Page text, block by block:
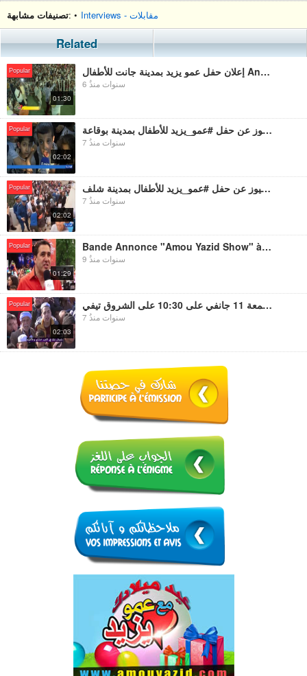
تصنيفات مشابهة: • Interviews - مقابلات
Related
Popular
01:30
إعلان حفل عمو يزيد بمدينة جانت للأطفال Annonce Amou YAzid Show à Djanet pour enfant
6 سنوات منذُ
Popular
02:02
تقرير الشروق نيوز عن حفل #عمو_يزيد للأطفال بمدينة بوقاعة Amou Yazid Show bougaa sur echourouk news
7 سنوات منذُ
Popular
02:02
تقرير الشروق نيوز عن حفل #عمو_يزيد للأطفال بمدينة شلف Amou Yazid Show Chlef sur echourouk news
7 سنوات منذُ
Popular
01:29
Bande Annonce "Amou Yazid Show" à Montréal pour enfants الإعلان "عمو يزيد شو" في مونتريال للأطفال
9 سنوات منذُ
Popular
02:03
إعلان بث حفل عمو يزيد بمدينة غرداية يوم الجمعة 11 جانفي على 10:30 على الشروق تيفي
7 سنوات منذُ